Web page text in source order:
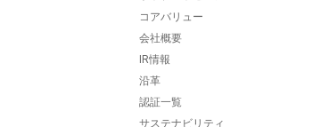
コアバリュー
会社概要
IR情報
沿革
認証一覧
サステナビリティ